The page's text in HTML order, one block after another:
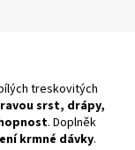
treskovitých
srst, drápy,
. Doplněk
krmné dávky.